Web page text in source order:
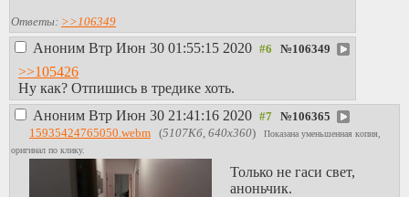
Ответы: >>106349
Аноним Втр Июн 30 01:55:15 2020 №106349
>>105426
Ну как? Отпишись в тредике хоть.
Аноним Втр Июн 30 21:41:16 2020 №106365
15935424765050.webm (5107Кб, 640x360)
Показана уменьшенная копия,
оригинал по клику.
Только не гаси свет,
аноньчик.